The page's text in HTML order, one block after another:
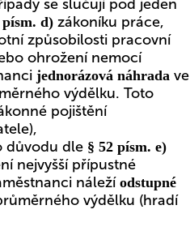
se slučují pod jeden
písm. d) zákoníku práce,
způsobilosti pracovní
ohrožení nemocí
jednorázová náhrada ve
výdělku. Toto
pojištění
důvodu dle § 52 písm. e)
nejvyšší přípustné
náleží odstupné
výdělku (hradí